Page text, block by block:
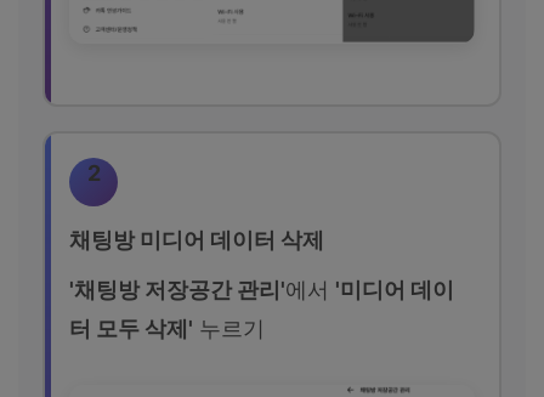
2
채팅방 미디어 데이터 삭제
'채팅방 저장공간 관리'에서 '미디어 데이
터 모두 삭제' 누르기